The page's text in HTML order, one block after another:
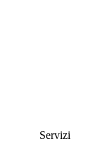
Servizi